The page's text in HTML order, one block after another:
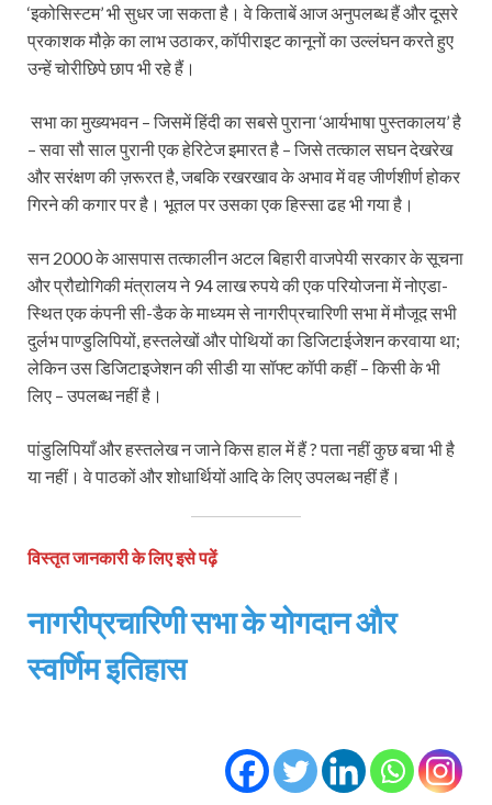
‘इकोसिस्टम’ भी सुधर जा सकता है। वे किताबें आज अनुपलब्ध हैं और दूसरे
प्रकाशक मौक़े का लाभ उठाकर, कॉपीराइट कानूनों का उल्लंघन करते हुए
उन्हें चोरीछिपे छाप भी रहे हैं।
सभा का मुख्यभवन – जिसमें हिंदी का सबसे पुराना ‘आर्यभाषा पुस्तकालय’ है
– सवा सौ साल पुरानी एक हेरिटेज इमारत है – जिसे तत्काल सघन देखरेख
और सरंक्षण की ज़रूरत है, जबकि रखरखाव के अभाव में वह जीर्णशीर्ण होकर
गिरने की कगार पर है। भूतल पर उसका एक हिस्सा ढह भी गया है।
सन 2000 के आसपास तत्कालीन अटल बिहारी वाजपेयी सरकार के सूचना
और प्रौद्योगिकी मंत्रालय ने 94 लाख रुपये की एक परियोजना में नोएडा-
स्थित एक कंपनी सी-डैक के माध्यम से नागरीप्रचारिणी सभा में मौजूद सभी
दुर्लभ पाण्डुलिपियों, हस्तलेखों और पोथियों का डिजिटाईजेशन करवाया था;
लेकिन उस डिजिटाइजेशन की सीडी या सॉफ्ट कॉपी कहीं – किसी के भी
लिए – उपलब्ध नहीं है।
पांडुलिपियाँ और हस्तलेख न जाने किस हाल में हैं ? पता नहीं कुछ बचा भी है
या नहीं। वे पाठकों और शोधार्थियों आदि के लिए उपलब्ध नहीं हैं।
विस्तृत जानकारी के लिए इसे पढ़ें
नागरीप्रचारिणी सभा के योगदानऔर
स्वर्णिम इतिहास